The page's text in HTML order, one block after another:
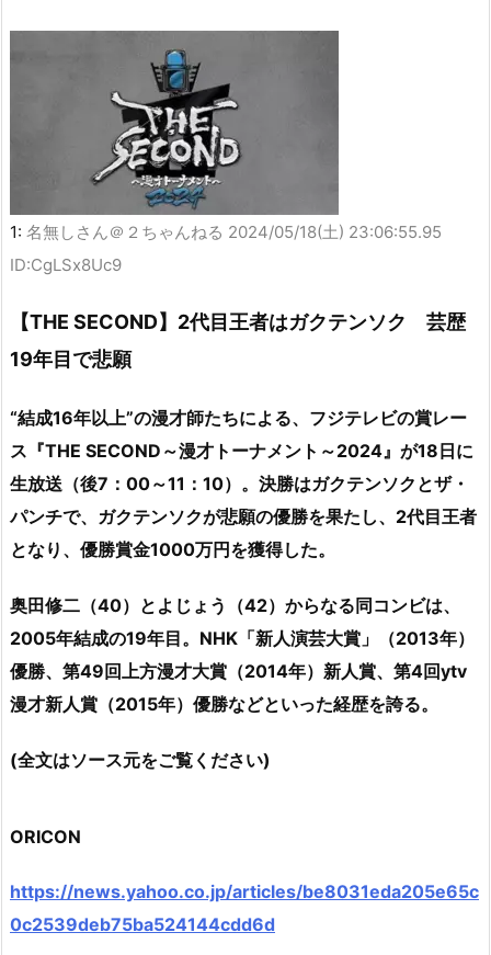
1: 名無しさん＠２ちゃんねる 2024/05/18(土) 23:06:55.95
ID:CgLSx8Uc9
【THE SECOND】2代目王者はガクテンソク 芸歴
19年目で悲願
“結成16年以上”の漫才師たちによる、フジテレビの賞レー
ス『THE SECOND～漫才トーナメント～2024』が18日に
生放送（後7：00～11：10）。決勝はガクテンソクとザ・
パンチで、ガクテンソクが悲願の優勝を果たし、2代目王者
となり、優勝賞金1000万円を獲得した。
奥田修二（40）とよじょう（42）からなる同コンビは、
2005年結成の19年目。NHK「新人演芸大賞」（2013年）
優勝、第49回上方漫才大賞（2014年）新人賞、第4回ytv
漫才新人賞（2015年）優勝などといった経歴を誇る。
(全文はソース元をご覧ください)
ORICON
https://news.yahoo.co.jp/articles/be8031eda205e65c
0c2539deb75ba524144cdd6d